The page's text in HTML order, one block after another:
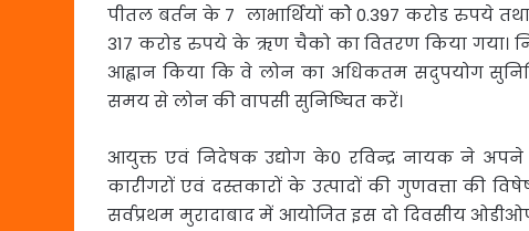
पीतल बर्तन के 7 लाभार्थियों कोे 0.397 करोड रुपये
317 करोड रुपये के ऋण चैको का वितरण किया गया।
आह्वान किया कि वे लोन का अधिकतम सदुपयोग
समय से लोन की वापसी सुनिष्चित करें।
आयुक्त एवं निदेषक उद्योग के0 रविन्द्र नायक ने
कारीगरों एवं दस्तकारों के उत्पादों की गुणवत्ता की
सर्वप्रथम मुरादाबाद में आयोजित इस दो दिवसीय